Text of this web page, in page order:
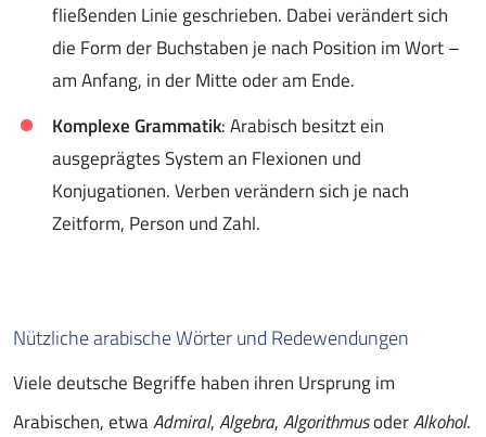
fließenden Linie geschrieben. Dabei verändert sich
die Form der Buchstaben je nach Position im Wort –
am Anfang, in der Mitte oder am Ende.
Komplexe Grammatik: Arabisch besitzt ein
ausgeprägtes System an Flexionen und
Konjugationen. Verben verändern sich je nach
Zeitform, Person und Zahl.
Nützliche arabische Wörter und Redewendungen
Viele deutsche Begriffe haben ihren Ursprung im
Arabischen, etwaAdmiral,Algebra,AlgorithmusoderAlkohol.